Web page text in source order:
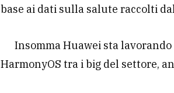
base ai dati sulla salute raccolti
Insomma Huawei sta
HarmonyOS tra i big del settore,